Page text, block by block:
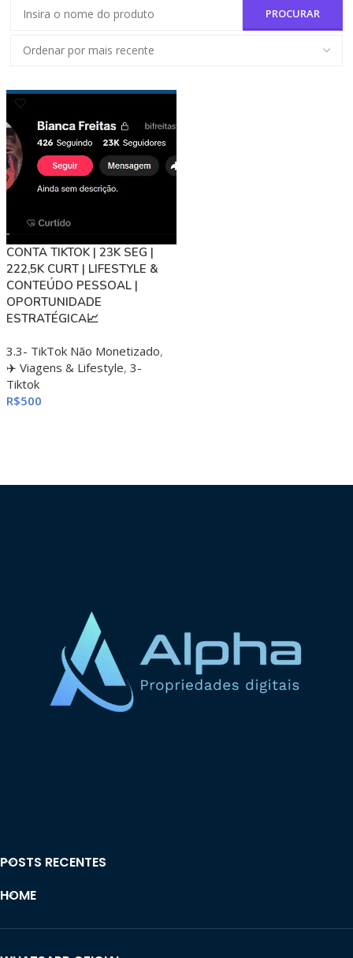
CONTA TIKTOK | 23K SEG |
222,5K CURT | LIFESTYLE &
CONTEÚDO PESSOAL |
OPORTUNIDADE
ESTRATÉGICA📈
3.3- TikTok Não Monetizado,
✈️ Viagens & Lifestyle, 3-
Tiktok
R$500
POSTS RECENTES
HOME